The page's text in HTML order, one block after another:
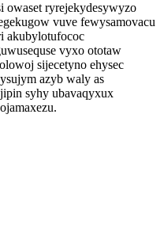
owaset ryrejekydesywyzo
vuve fewysamovacu
akubylotufococ
vyxo ototaw
sijecetyno ehysec
azyb waly as
syhy ubavaqyxux